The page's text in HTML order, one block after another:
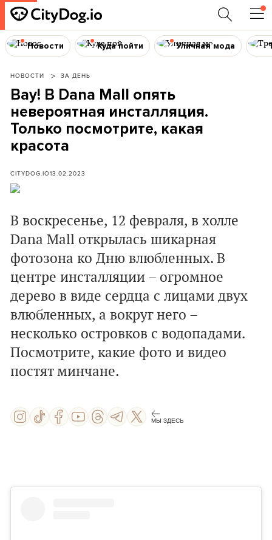
Новости Куда пойти Уличная мода
НОВОСТИ ЗА ДЕНЬ
Вау! В Dana Mall опять
невероятная инсталляция.
Только посмотрите, какая
красота
CITYDOG.IO13.02.2023
В воскресенье, 12 февраля, в холле
Dana Mall открылась шикарная
фотозона ко Дню влюбленных. В
центре инсталляции – огромное
дерево в виде сердца с лицами двух
влюбленных, а вокруг него –
несколько островков с водопадами.
Посмотрите, какие фото и видео
постят минчане.
МЫ ЗДЕСЬ